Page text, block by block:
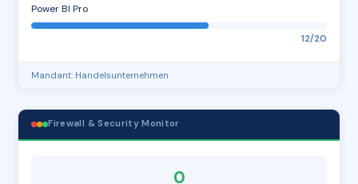
Power BI Pro
12/20
Mandant: Handelsunternehmen
Firewall & Security Monitor
0